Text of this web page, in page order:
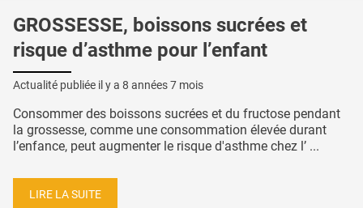
GROSSESSE, boissons sucrées et
risque d’asthme pour l’enfant
Actualité publiée il y a 8 années 7 mois
Consommer des boissons sucrées et du fructose pendant
la grossesse, comme une consommation élevée durant
l’enfance, peut augmenter le risque d'asthme chez l’ ...
LIRE LA SUITE